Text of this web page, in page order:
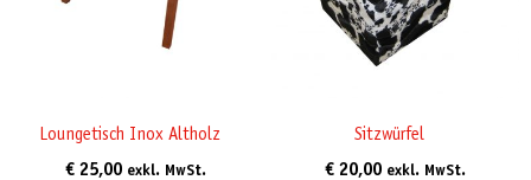
Loungetisch Inox Altholz
€ 25,00 exkl. MwSt.
Sitzwürfel
€ 20,00 exkl. MwSt.